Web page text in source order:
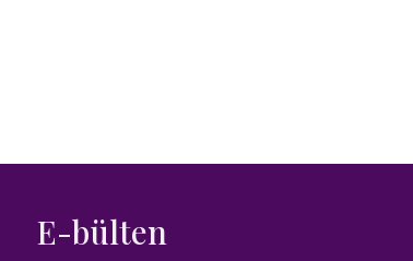
E-bülten